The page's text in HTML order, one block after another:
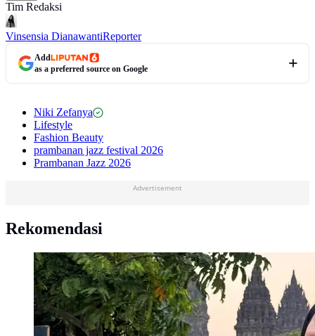
Tim Redaksi
Vinsensia DianawantiReporter
Add
as a preferred source on Google
Niki Zefanya
Lifestyle
Fashion Beauty
prambanan jazz festival 2026
Prambanan Jazz 2026
Advertisement
Rekomendasi